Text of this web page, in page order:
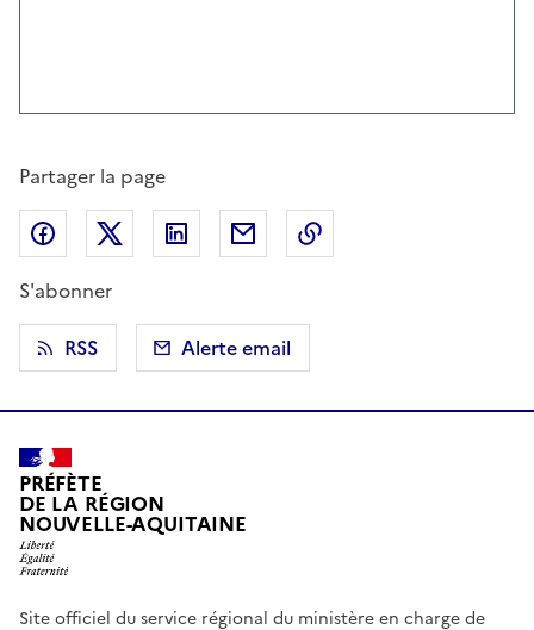
Partager la page
Partager sur Facebook
Partager sur X (anciennement Twitter)
Partager sur LinkedIn
Partager par email
S'abonner
RSS
Alerte email
PRÉFÈTE
DE LA RÉGION
NOUVELLE-AQUITAINE
Site officiel du service régional du ministère en charge de